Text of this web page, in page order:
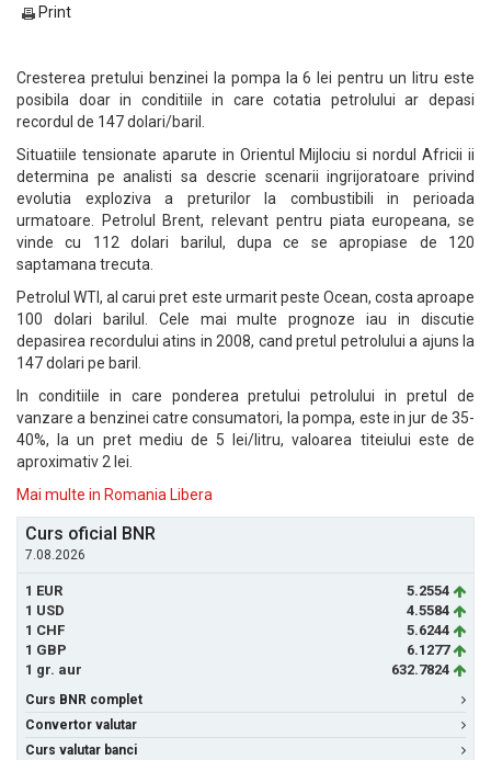
Print
Cresterea pretului benzinei la pompa la 6 lei pentru un litru este
posibila doar in conditiile in care cotatia petrolului ar depasi
recordul de 147 dolari/baril.
Situatiile tensionate aparute in Orientul Mijlociu si nordul Africii ii
determina pe analisti sa descrie scenarii ingrijoratoare privind
evolutia exploziva a preturilor la combustibili in perioada
urmatoare. Petrolul Brent, relevant pentru piata europeana, se
vinde cu 112 dolari barilul, dupa ce se apropiase de 120
saptamana trecuta.
Petrolul WTI, al carui pret este urmarit peste Ocean, costa aproape
100 dolari barilul. Cele mai multe prognoze iau in discutie
depasirea recordului atins in 2008, cand pretul petrolului a ajuns la
147 dolari pe baril.
In conditiile in care ponderea pretului petrolului in pretul de
vanzare a benzinei catre consumatori, la pompa, este in jur de 35-
40%, la un pret mediu de 5 lei/litru, valoarea titeiului este de
aproximativ 2 lei.
Mai multe in Romania Libera
Curs oficial BNR
7.08.2026
1 EUR
5.2554
1 USD
4.5584
1 CHF
5.6244
1 GBP
6.1277
1 gr. aur
632.7824
Curs BNR complet
Convertor valutar
Curs valutar banci